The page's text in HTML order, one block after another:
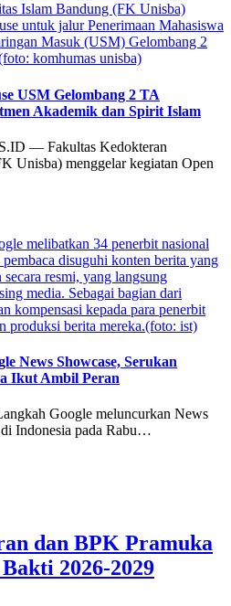
Islam Bandung (FK Unisba)
untuk jalur Penerimaan Mahasiswa
Masuk (USM) Gelombang 2
komhumas unisba)
USM Gelombang 2 TA
Akademik dan Spirit Islam
— Fakultas Kedokteran
Unisba) menggelar kegiatan Open
melibatkan 34 penerbit nasional
disuguhi konten berita yang
resmi, yang langsung
media. Sebagai bagian dari
kompensasi kepada para penerbit
produksi berita mereka.(foto: ist)
News Showcase, Serukan
Ikut Ambil Peran
Google meluncurkan News
Indonesia pada Rabu…
dan BPK Pramuka
2026-2029